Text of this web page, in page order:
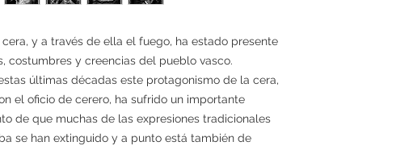
y a través de ella el fuego, ha estado presente
costumbres y creencias del pueblo vasco.
últimas décadas este protagonismo de la cera,
el oficio de cerero, ha sufrido un importante
de que muchas de las expresiones tradicionales
se han extinguido y a punto está también de